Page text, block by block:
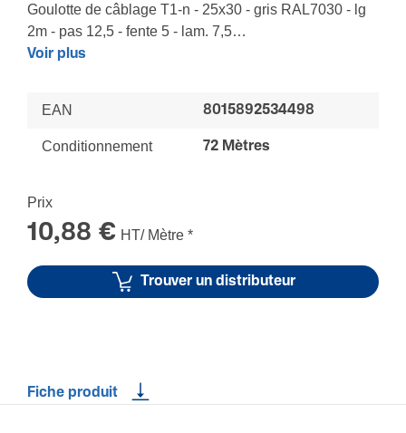
Goulotte de câblage T1-n - 25x30 - gris RAL7030 - lg
2m - pas 12,5 - fente 5 - lam. 7,5
Pour organiser armoires et coffrets de distribution de
lamelles pour protection des fils et du câbleur -
Hauteur de semelle garantissant une protection
Composants de fixation nylon pour une isolation de
classe 2
Voir plus
EAN 8015892534498
Conditionnement 72 Mètres
Prix
10,88 € HT/ Mètre *
Trouver un distributeur
Fiche produit